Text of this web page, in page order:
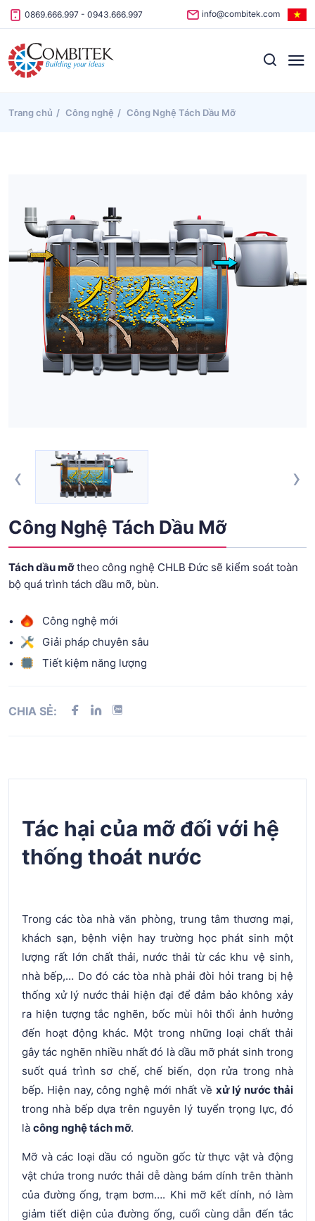
Skip to content
0869.666.997 - 0943.666.997 info@combitek.com
Trang chủ Công nghệ Công Nghệ Tách Dầu Mỡ
‹ ›
Công Nghệ Tách Dầu Mỡ
Tách dầu mỡtheo công nghệ CHLB Đức sẽ kiểm soát toàn
bộ quá trình tách dầu mỡ, bùn.
Công nghệ mới
Giải pháp chuyên sâu
Tiết kiệm năng lượng
CHIA SẺ:
Tác hại của mỡ đối với hệ
thống thoát nước
Trong các tòa nhà văn phòng, trung tâm thương mại,
khách sạn, bệnh viện hay trường học phát sinh một
lượng rất lớn chất thải, nước thải từ các khu vệ sinh,
nhà bếp,… Do đó các tòa nhà phải đòi hỏi trang bị hệ
thống xử lý nước thải hiện đại để đảm bảo không xảy
ra hiện tượng tắc nghẽn, bốc mùi hôi thối ảnh hưởng
đến hoạt động khác. Một trong những loại chất thải
gây tác nghẽn nhiều nhất đó là dầu mỡ phát sinh trong
suốt quá trình sơ chế, chế biến, dọn rửa trong nhà
bếp. Hiện nay, công nghệ mới nhất về xử lý nước thải
trong nhà bếp dựa trên nguyên lý tuyển trọng lực, đó
là công nghệ tách mỡ.
Mỡ và các loại dầu có nguồn gốc từ thực vật và động
vật chứa trong nước thải dễ dàng bám dính trên thành
của đường ống, trạm bơm…. Khi mỡ kết dính, nó làm
giảm tiết diện của đường ống, cuối cùng dẫn đến tắc